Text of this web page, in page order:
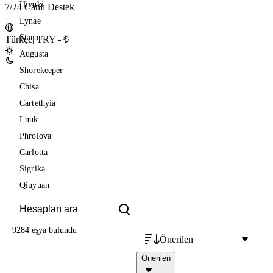
7/24 Canlı Destek
Türkçe|TRY - ₺
Hiyuki
Lynae
Starter
Augusta
Shorekeeper
Chisa
Cartethyia
Luuk
Phrolova
Carlotta
Sigrika
Qiuyuan
Önerilen
Önerilen
9284 eşya bulundu